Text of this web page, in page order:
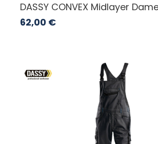
DASSY CONVEX Midlayer
62,00 €